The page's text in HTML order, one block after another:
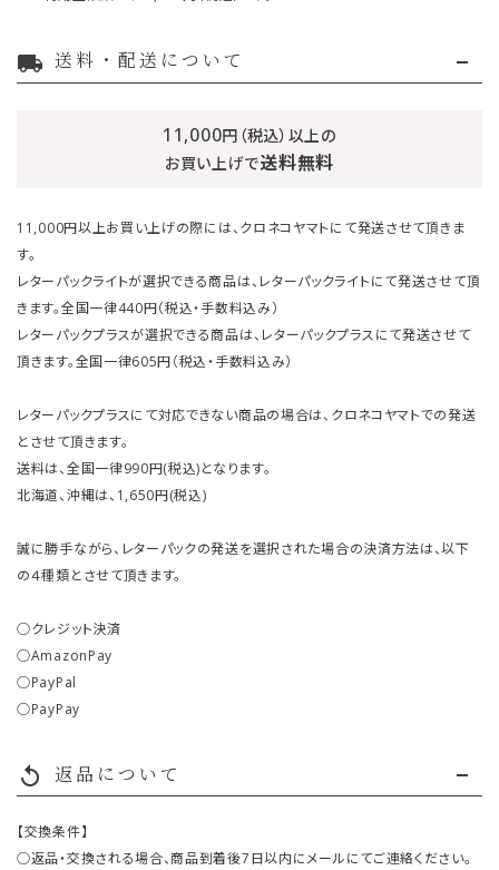
local_shipping 送料・配送について
11,000円（税込）以上の
お買い上げで送料無料
11,000円以上お買い上げの際には、クロネコヤマトにて発送させて頂きま
す。
レターパックライトが選択できる商品は、レターパックライトにて発送させて頂
きます。全国一律440円（税込・手数料込み）
レターパックプラスが選択できる商品は、レターパックプラスにて発送させて
頂きます。全国一律605円（税込・手数料込み）
レターパックプラスにて対応できない商品の場合は、クロネコヤマトでの発送
とさせて頂きます。
送料は、全国一律990円(税込)となります。
北海道、沖縄は、1,650円(税込)
誠に勝手ながら、レターパックの発送を選択された場合の決済方法は、以下
の４種類とさせて頂きます。
○クレジット決済
○AmazonPay
○PayPal
○PayPay
replay 返品について
【交換条件】
○返品・交換される場合、商品到着後7日以内にメールにてご連絡ください。